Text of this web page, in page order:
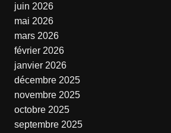
juin 2026
mai 2026
mars 2026
février 2026
janvier 2026
décembre 2025
novembre 2025
octobre 2025
septembre 2025